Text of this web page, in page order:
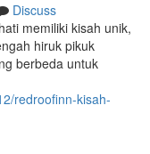
Discuss
memiliki kisah unik,
hiruk pikuk
berbeda untuk
redroofinn-kisah-